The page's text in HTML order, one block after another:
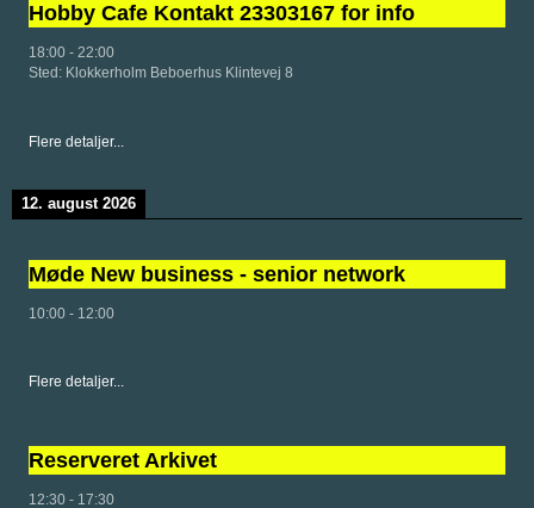
Hobby Cafe Kontakt 23303167 for info
18:00 - 22:00
Sted: Klokkerholm Beboerhus Klintevej 8
Flere detaljer...
12. august 2026
Møde New business - senior network
10:00 - 12:00
Flere detaljer...
Reserveret Arkivet
12:30 - 17:30